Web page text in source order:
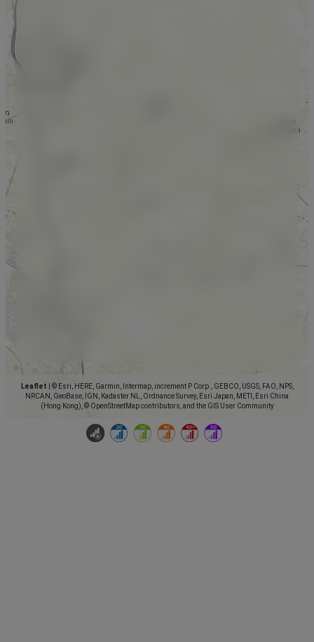
Leaflet
© Esri, HERE, Garmin, Intermap, increment P Corp., GEBCO, USGS, FAO, NPS,
NRCAN, GeoBase, IGN, Kadaster NL, Ordnance Survey, Esri Japan, METI, Esri China
(Hong Kong), © OpenStreetMap contributors, and the GIS User Community